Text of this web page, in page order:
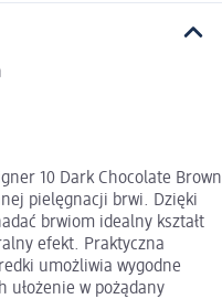
10 Dark Chocolate Brown
pielęgnacji brwi. Dzięki
brwiom idealny kształt
efekt. Praktyczna
umożliwia wygodne
ułożenie w pożądany